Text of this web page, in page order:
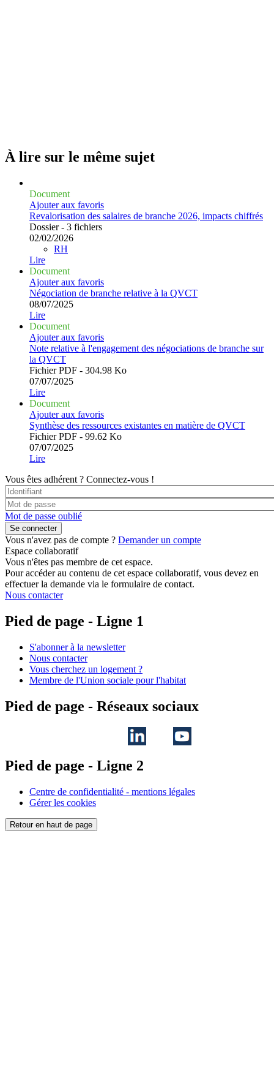
À lire sur le même sujet
Document
Ajouter aux favoris
Revalorisation des salaires de branche 2026, impacts chiffrés
Dossier - 3 fichiers
02/02/2026
RH
Lire
Document
Ajouter aux favoris
Négociation de branche relative à la QVCT
08/07/2025
Lire
Document
Ajouter aux favoris
Note relative à l'engagement des négociations de branche sur
la QVCT
Fichier PDF - 304.98 Ko
07/07/2025
Lire
Document
Ajouter aux favoris
Synthèse des ressources existantes en matière de QVCT
Fichier PDF - 99.62 Ko
07/07/2025
Lire
Vous êtes adhérent ? Connectez-vous !
Mot de passe oublié
Vous n'avez pas de compte ? Demander un compte
Espace collaboratif
Vous n'êtes pas membre de cet espace.
Pour accéder au contenu de cet espace collaboratif, vous devez en
effectuer la demande via le formulaire de contact.
Nous contacter
Pied de page - Ligne 1
S'abonner à la newsletter
Nous contacter
Vous cherchez un logement ?
Membre de l'Union sociale pour l'habitat
Pied de page - Réseaux sociaux
Pied de page - Ligne 2
Centre de confidentialité - mentions légales
Gérer les cookies
Retour en haut de page